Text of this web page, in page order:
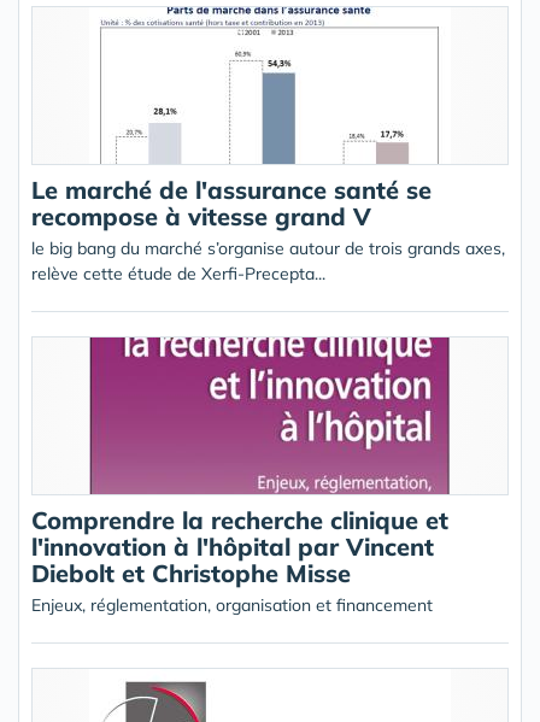
Le marché de l'assurance santé se
recompose à vitesse grand V
le big bang du marché s’organise autour de trois grands axes,
relève cette étude de Xerfi-Precepta...
Comprendre la recherche clinique et
l'innovation à l'hôpital par Vincent
Diebolt et Christophe Misse
Enjeux, réglementation, organisation et financement